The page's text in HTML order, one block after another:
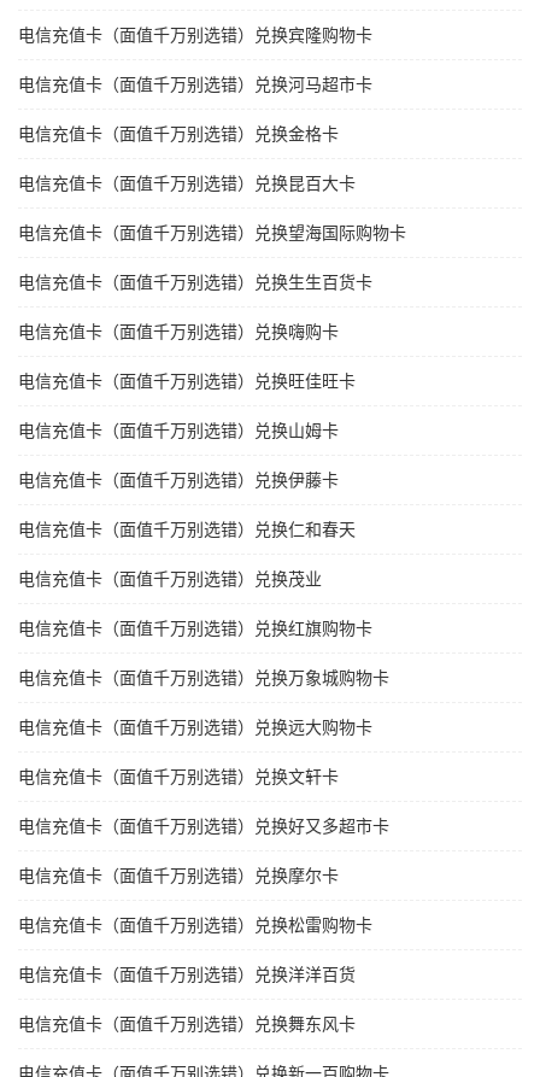
电信充值卡（面值千万别选错）兑换宾隆购物卡
电信充值卡（面值千万别选错）兑换河马超市卡
电信充值卡（面值千万别选错）兑换金格卡
电信充值卡（面值千万别选错）兑换昆百大卡
电信充值卡（面值千万别选错）兑换望海国际购物卡
电信充值卡（面值千万别选错）兑换生生百货卡
电信充值卡（面值千万别选错）兑换嗨购卡
电信充值卡（面值千万别选错）兑换旺佳旺卡
电信充值卡（面值千万别选错）兑换山姆卡
电信充值卡（面值千万别选错）兑换伊藤卡
电信充值卡（面值千万别选错）兑换仁和春天
电信充值卡（面值千万别选错）兑换茂业
电信充值卡（面值千万别选错）兑换红旗购物卡
电信充值卡（面值千万别选错）兑换万象城购物卡
电信充值卡（面值千万别选错）兑换远大购物卡
电信充值卡（面值千万别选错）兑换文轩卡
电信充值卡（面值千万别选错）兑换好又多超市卡
电信充值卡（面值千万别选错）兑换摩尔卡
电信充值卡（面值千万别选错）兑换松雷购物卡
电信充值卡（面值千万别选错）兑换洋洋百货
电信充值卡（面值千万别选错）兑换舞东风卡